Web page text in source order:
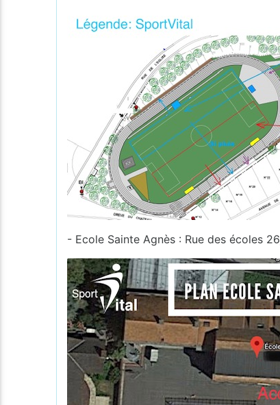
- Ecole Sainte Agnès : Rue des écoles